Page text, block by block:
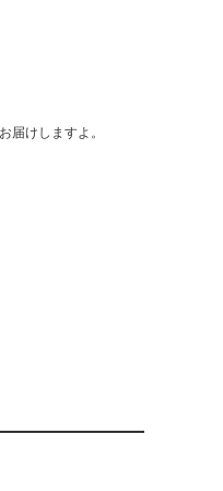
届けしますよ。